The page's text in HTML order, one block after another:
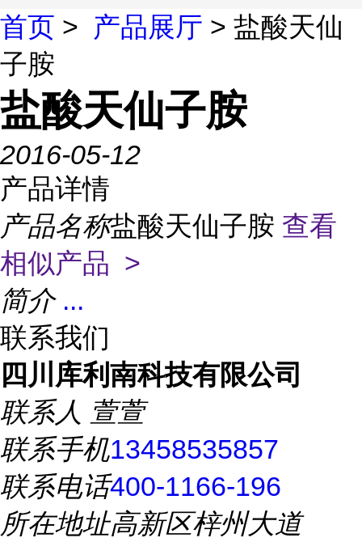
首页 > 产品展厅 > 盐酸天仙
子胺
盐酸天仙子胺
2016-05-12
产品详情
产品名称盐酸天仙子胺 查看
相似产品 >
简介 ...
联系我们
四川库利南科技有限公司
联系人 萱萱
联系手机13458535857
联系电话400-1166-196
所在地址高新区梓州大道